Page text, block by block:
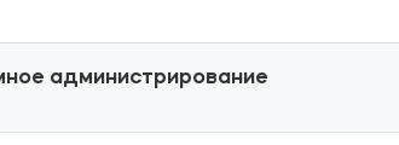
администрирование